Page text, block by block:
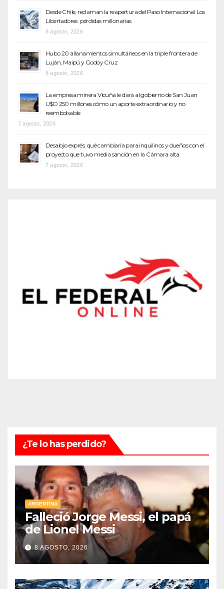
Desde Chile, reclaman la reapertura del Paso Internacional Los
Libertadores: pérdidas millonarias
8 agosto, 2026
Hubo 20 allanamientos simultáneos en la triple frontera de
Luján, Maipú y Godoy Cruz
8 agosto, 2026
La empresa minera Vicuña le dará al gobierno de San Juan
U$D 250 millones cómo un aporte extraordinario y no
reembolsable
7 agosto, 2026
Desalojo exprés: qué cambiaría para inquilinos y dueños con el
proyecto que tuvo media sanción en la Cámara alta
7 agosto, 2026
¿Te lo has perdido?
ARGENTINA
Falleció Jorge Messi, el papá
de Lionel Messi
8 AGOSTO, 2026